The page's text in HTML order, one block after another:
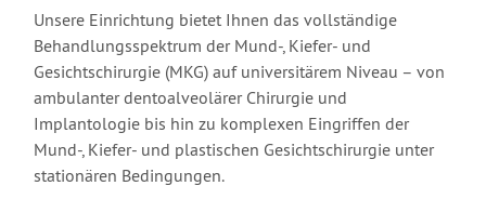
Unsere Einrichtung bietet Ihnen das vollständige
Behandlungsspektrum der Mund-, Kiefer- und
Gesichtschirurgie (MKG) auf universitärem Niveau – von
ambulanter dentoalveolärer Chirurgie und
Implantologie bis hin zu komplexen Eingriffen der
Mund-, Kiefer- und plastischen Gesichtschirurgie unter
stationären Bedingungen.